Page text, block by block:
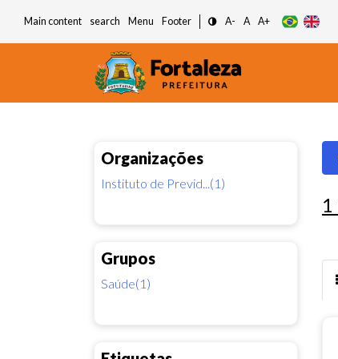
Main content search Menu Footer A- A A+
Organizações
Instituto de Previd...(1)
Grupos
Saúde(1)
1